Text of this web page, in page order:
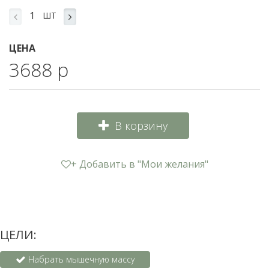
ШТ
ЦЕНА
3688 р
В корзину
+ Добавить в "Мои желания"
ЦЕЛИ:
Набрать мышечную массу